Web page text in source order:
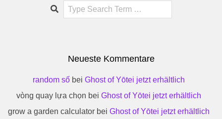
Search
Neueste Kommentare
random sốbei Ghost of Yōtei jetzt erhältlich
vòng quay lựa chọn bei Ghost of Yōtei jetzt erhältlich
grow a garden calculatorbei Ghost of Yōtei jetzt erhältlich